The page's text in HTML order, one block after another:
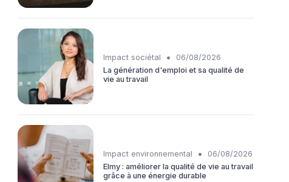
Impact sociétal •
06/08/2026
La génération d'emploi et sa qualité de
vie au travail
Impact environnemental •
06/08/2026
Elmy : améliorer la qualité de vie au travail
grâce à une énergie durable